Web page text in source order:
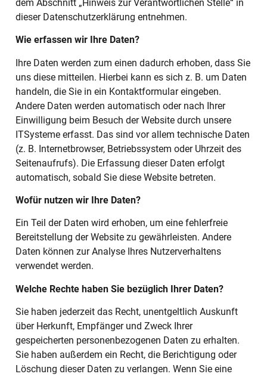
dem Abschnitt „Hinweis zur Verantwortlichen Stelle“ in
dieser Datenschutzerklärung entnehmen.
Wie erfassen wir Ihre Daten?
Ihre Daten werden zum einen dadurch erhoben, dass Sie
uns diese mitteilen. Hierbei kann es sich z. B. um Daten
handeln, die Sie in ein Kontaktformular eingeben.
Andere Daten werden automatisch oder nach Ihrer
Einwilligung beim Besuch der Website durch unsere
ITSysteme erfasst. Das sind vor allem technische Daten
(z. B. Internetbrowser, Betriebssystem oder Uhrzeit des
Seitenaufrufs). Die Erfassung dieser Daten erfolgt
automatisch, sobald Sie diese Website betreten.
Wofür nutzen wir Ihre Daten?
Ein Teil der Daten wird erhoben, um eine fehlerfreie
Bereitstellung der Website zu gewährleisten. Andere
Daten können zur Analyse Ihres Nutzerverhaltens
verwendet werden.
Welche Rechte haben Sie bezüglich Ihrer Daten?
Sie haben jederzeit das Recht, unentgeltlich Auskunft
über Herkunft, Empfänger und Zweck Ihrer
gespeicherten personenbezogenen Daten zu erhalten.
Sie haben außerdem ein Recht, die Berichtigung oder
Löschung dieser Daten zu verlangen. Wenn Sie eine